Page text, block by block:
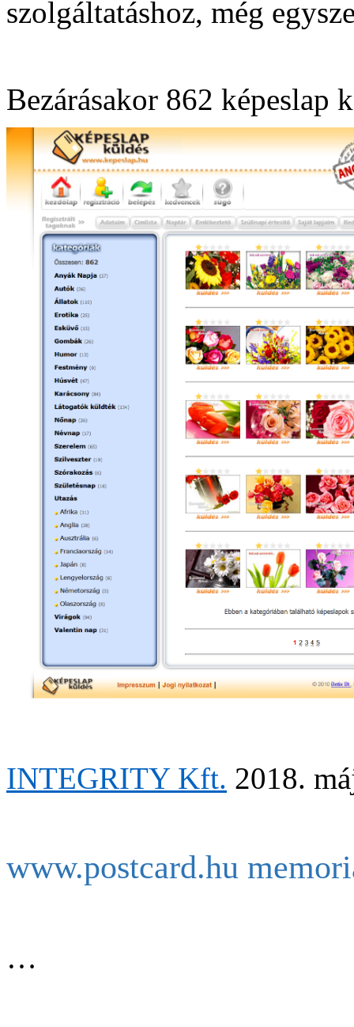
szolgáltatáshoz, még
Bezárásakor 862 képeslap
INTEGRITY Kft. 2018.
www.postcard.hu
…